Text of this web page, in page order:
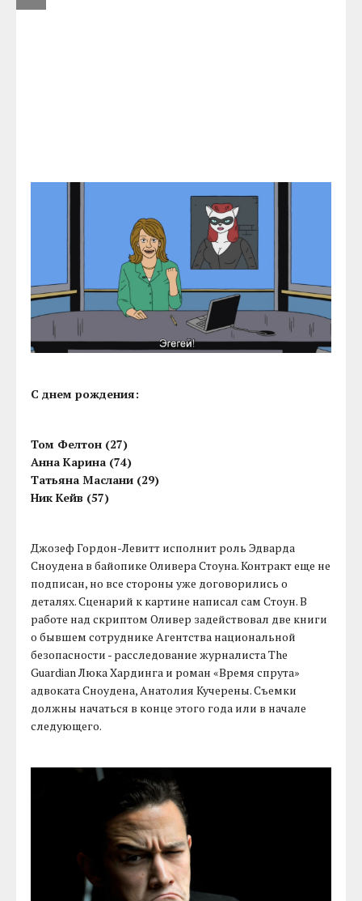
С днем рождения:
Том Фелтон (27)
Анна Карина (74)
Татьяна Маслани (29)
Ник Кейв (57)
Джозеф Гордон-Левитт исполнит роль Эдварда
Сноудена в байопике Оливера Стоуна. Контракт еще не
подписан, но все стороны уже договорились о
деталях. Сценарий к картине написал сам Стоун. В
работе над скриптом Оливер задействовал две книги
о бывшем сотруднике Агентства национальной
безопасности - расследование журналиста The
Guardian Люка Хардинга и роман «Время спрута»
адвоката Сноудена, Анатолия Кучерены. Съемки
должны начаться в конце этого года или в начале
следующего.